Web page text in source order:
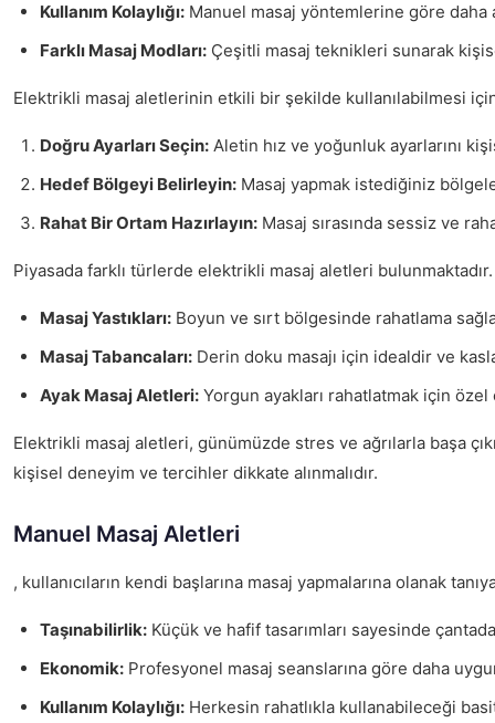
Kullanım Kolaylığı: Manuel masaj yöntemlerine göre daha
Farklı Masaj Modları: Çeşitli masaj teknikleri sunarak
Elektrikli masaj aletlerinin etkili bir şekilde kullanılabilmesi
Doğru Ayarları Seçin: Aletin hız ve yoğunluk ayarlarını
Hedef Bölgeyi Belirleyin: Masaj yapmak istediğiniz
Rahat Bir Ortam Hazırlayın: Masaj sırasında sessiz ve
Piyasada farklı türlerde elektrikli masaj aletleri bulunmaktadır.
Masaj Yastıkları: Boyun ve sırt bölgesinde rahatlama
Masaj Tabancaları: Derin doku masajı için idealdir ve
Ayak Masaj Aletleri: Yorgun ayakları rahatlatmak için özel
Elektrikli masaj aletleri, günümüzde stres ve ağrılarla başa
kişisel deneyim ve tercihler dikkate alınmalıdır.
Manuel Masaj Aletleri
, kullanıcıların kendi başlarına masaj yapmalarına olanak
Taşınabilirlik: Küçük ve hafif tasarımları sayesinde
Ekonomik: Profesyonel masaj seanslarına göre daha
Kullanım Kolaylığı: Herkesin rahatlıkla kullanabileceği